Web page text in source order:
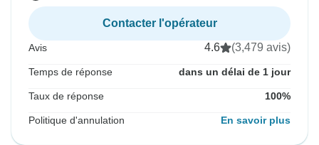
Contacter l'opérateur
Avis 4.6 (3,479 avis)
Temps de réponse dans un délai de 1 jour
Taux de réponse 100%
Politique d'annulation En savoir plus